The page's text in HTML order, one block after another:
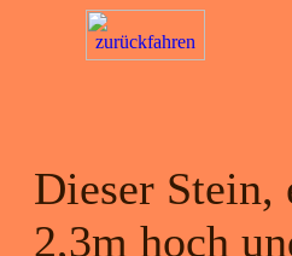
Dieser
2,3m hoch